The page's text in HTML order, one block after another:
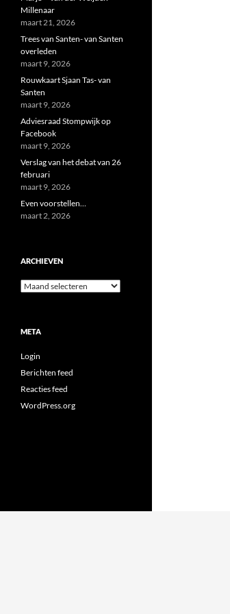
Millenaar
maart 21, 2026
Trees van Santen- van Santen
overleden
maart 9, 2026
Rouwkaart Sjaan Tas- van
Santen
maart 9, 2026
Adviesraad Stompwijk op
Facebook
maart 9, 2026
Verslag van het debat van 26
februari
maart 9, 2026
Even voorstellen…
maart 2, 2026
ARCHIEVEN
Archieven
META
Login
Berichten feed
Reacties feed
WordPress.org